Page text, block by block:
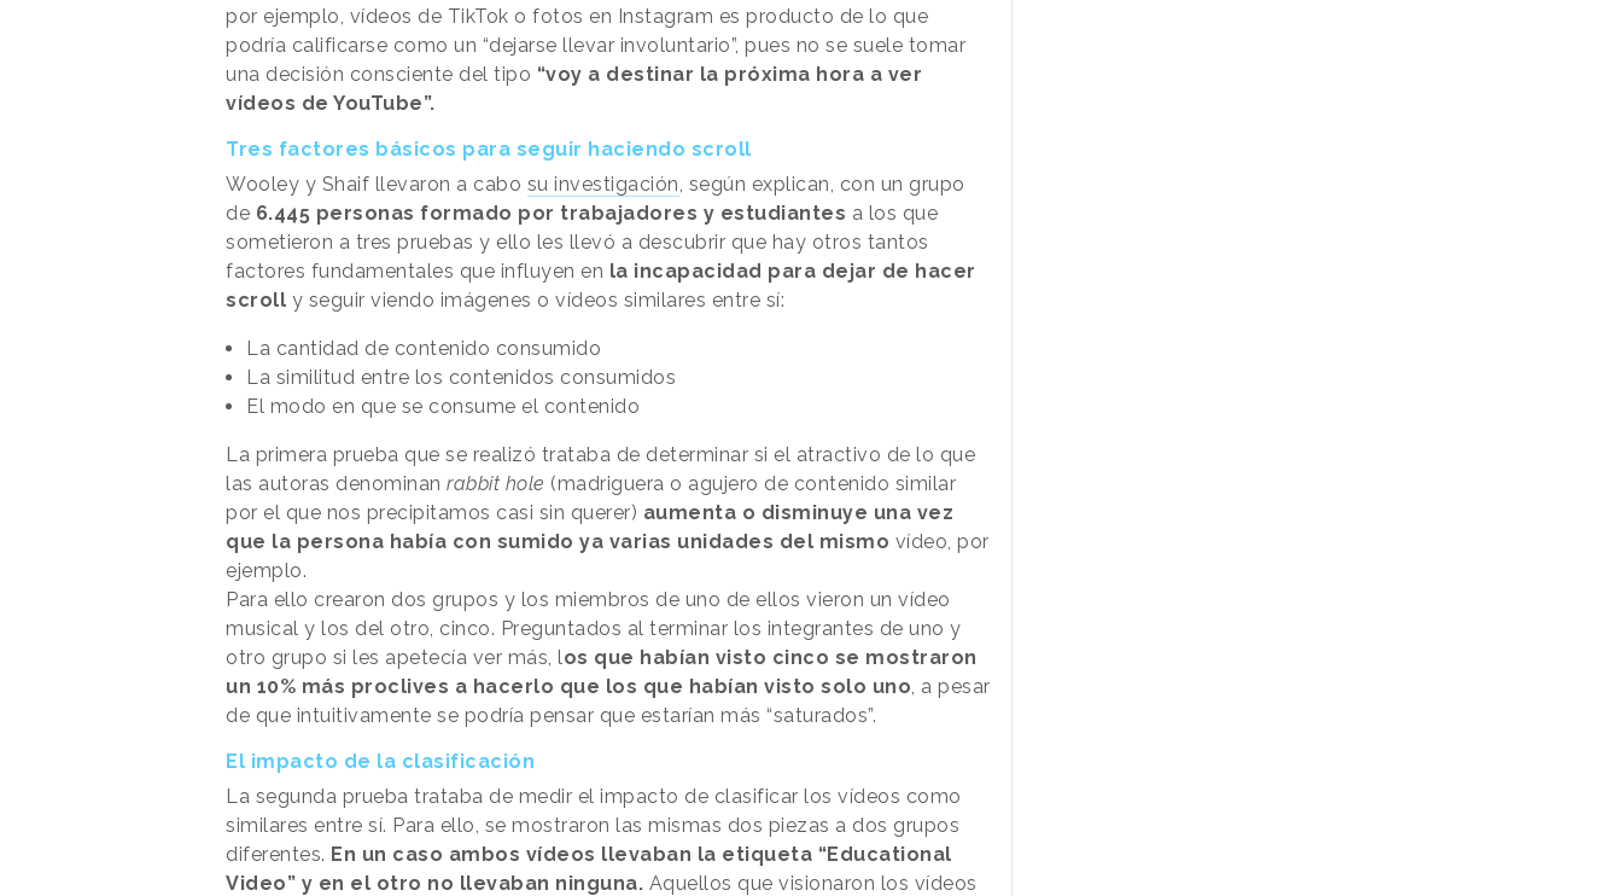
por ejemplo, vídeos de TikTok o fotos en Instagram es producto de lo que
podría calificarse como un “dejarse llevar involuntario”, pues no se suele tomar
una decisión consciente del tipo “voy a destinar la próxima hora a ver
vídeos de YouTube”.
Tres factores básicos para seguir haciendo scroll
Wooley y Shaif llevaron a cabo su investigación , según explican, con un grupo
de 6.445 personas formado por trabajadores y estudiantes a los que
sometieron a tres pruebas y ello les llevó a descubrir que hay otros tantos
factores fundamentales que influyen en la incapacidad para dejar de hacer
scroll y seguir viendo imágenes o vídeos similares entre sí:
La cantidad de contenido consumido
La similitud entre los contenidos consumidos
El modo en que se consume el contenido
La primera prueba que se realizó trataba de determinar si el atractivo de lo que
las autoras denominan rabbit hole (madriguera o agujero de contenido similar
por el que nos precipitamos casi sin querer) aumenta o disminuye una vez
que la persona había con sumido ya varias unidades del mismo vídeo, por
ejemplo.
Para ello crearon dos grupos y los miembros de uno de ellos vieron un vídeo
musical y los del otro, cinco. Preguntados al terminar los integrantes de uno y
otro grupo si les apetecía ver más, l os que habían visto cinco se mostraron
un 10% más proclives a hacerlo que los que habían visto solo uno , a pesar
de que intuitivamente se podría pensar que estarían más “saturados”.
El impacto de la clasificación
La segunda prueba trataba de medir el impacto de clasificar los vídeos como
similares entre sí. Para ello, se mostraron las mismas dos piezas a dos grupos
diferentes. En un caso ambos vídeos llevaban la etiqueta “Educational
Video” y en el otro no llevaban ninguna. Aquellos que visionaron los vídeos